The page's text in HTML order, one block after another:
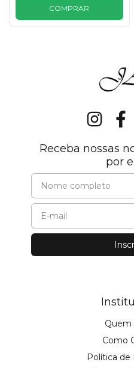
COMPRAR
Receba nossas
por
Quem
Como
Política de